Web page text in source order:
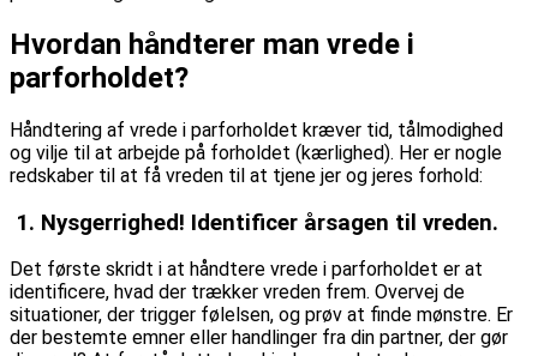
Hvordan håndterer man vrede i
parforholdet?
Håndtering af vrede i parforholdet kræver tid, tålmodighed
og vilje til at arbejde på forholdet (kærlighed). Her er nogle
redskaber til at få vreden til at tjene jer og jeres forhold:
1. Nysgerrighed! Identificer årsagen til vreden.
Det første skridt i at håndtere vrede i parforholdet er at
identificere, hvad der trækker vreden frem. Overvej de
situationer, der trigger følelsen, og prøv at finde mønstre. Er
der bestemte emner eller handlinger fra din partner, der gør